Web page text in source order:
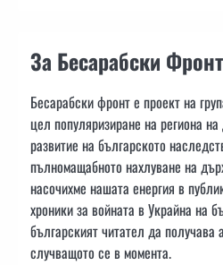
За Бесарабски Фронт
Бесарабски фронт е проект на
цел популяризиране на региона
развитие на българското
пълномащабното нахлуване на
насочихме нашата енергия в
хроники за войната в Украйна на
българският читател да
случващото се в момента.